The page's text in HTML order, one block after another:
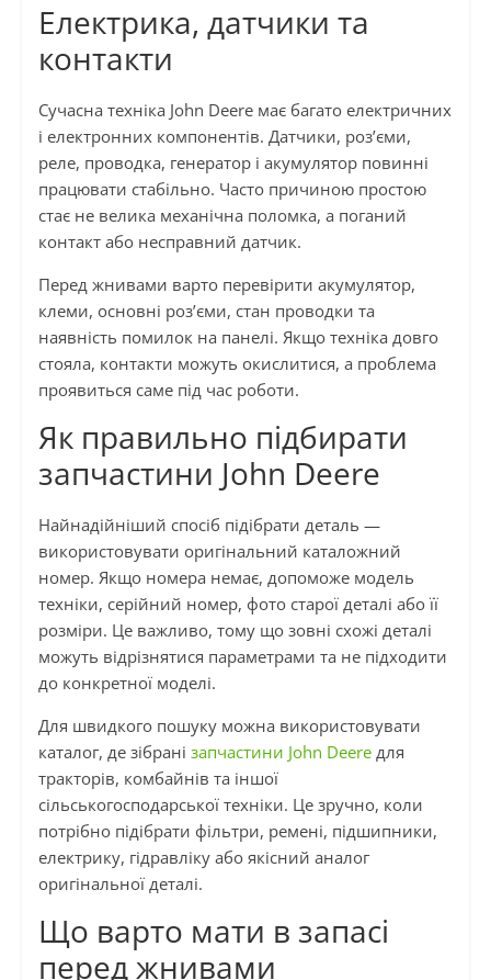
Електрика, датчики та
контакти
Сучасна техніка John Deere має багато електричних
і електронних компонентів. Датчики, роз’єми,
реле, проводка, генератор і акумулятор повинні
працювати стабільно. Часто причиною простою
стає не велика механічна поломка, а поганий
контакт або несправний датчик.
Перед жнивами варто перевірити акумулятор,
клеми, основні роз’єми, стан проводки та
наявність помилок на панелі. Якщо техніка довго
стояла, контакти можуть окислитися, а проблема
проявиться саме під час роботи.
Як правильно підбирати
запчастини John Deere
Найнадійніший спосіб підібрати деталь —
використовувати оригінальний каталожний
номер. Якщо номера немає, допоможе модель
техніки, серійний номер, фото старої деталі або її
розміри. Це важливо, тому що зовні схожі деталі
можуть відрізнятися параметрами та не підходити
до конкретної моделі.
Для швидкого пошуку можна використовувати
каталог, де зібрані запчастини John Deere для
тракторів, комбайнів та іншої
сільськогосподарської техніки. Це зручно, коли
потрібно підібрати фільтри, ремені, підшипники,
електрику, гідравліку або якісний аналог
оригінальної деталі.
Що варто мати в запасі
перед жнивами